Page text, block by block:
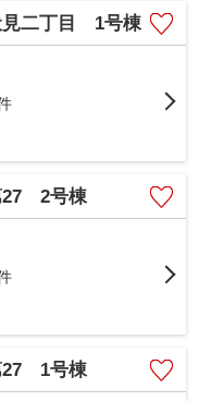
見二丁目 1号棟
27 2号棟
27 1号棟